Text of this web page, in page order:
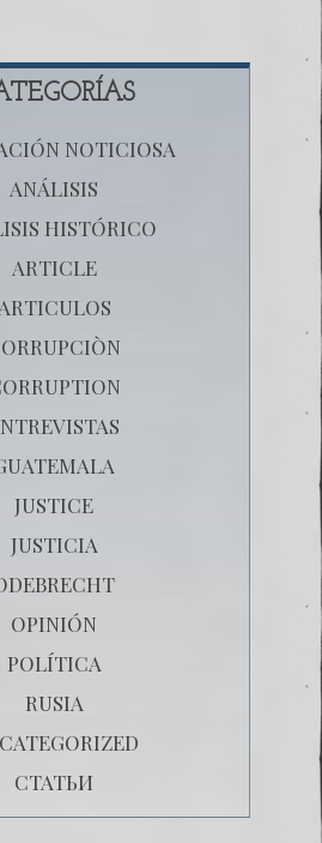
NOTICIOSA
ANÁLISIS
HISTÓRICO
ARTICLE
ARTICULOS
JUSTICE
JUSTICIA
OPINIÓN
POLÍTICA
RUSIA
СТАТЬИ